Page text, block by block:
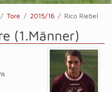
Tore 2015/16 Rico Riebel
(1.Männer)